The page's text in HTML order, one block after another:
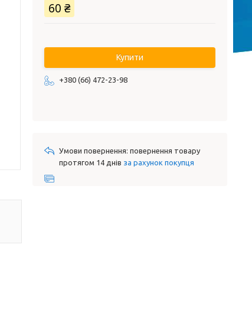
60 ₴
Купити
+380 (66) 472-23-98
повернення товару
протягом 14 днів за рахунок покупця